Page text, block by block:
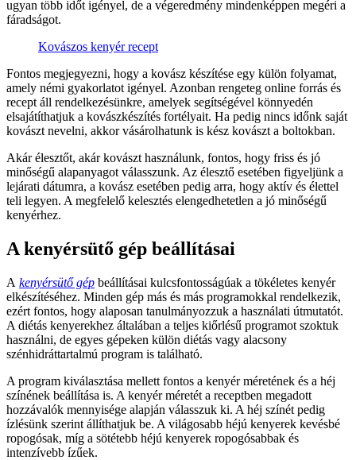
ugyan több időt igényel, de a végeredmény mindenképpen megéri a
fáradságot.
Kovászos kenyér recept
Fontos megjegyezni, hogy a kovász készítése egy külön folyamat,
amely némi gyakorlatot igényel. Azonban rengeteg online forrás és
recept áll rendelkezésünkre, amelyek segítségével könnyedén
elsajátíthatjuk a kovászkészítés fortélyait. Ha pedig nincs időnk saját
kovászt nevelni, akkor vásárolhatunk is kész kovászt a boltokban.
Akár élesztőt, akár kovászt használunk, fontos, hogy friss és jó
minőségű alapanyagot válasszunk. Az élesztő esetében figyeljünk a
lejárati dátumra, a kovász esetében pedig arra, hogy aktív és élettel
teli legyen. A megfelelő kelesztés elengedhetetlen a jó minőségű
kenyérhez.
A kenyérsütő gép beállításai
A kenyérsütő gép beállításai kulcsfontosságúak a tökéletes kenyér
elkészítéséhez. Minden gép más és más programokkal rendelkezik,
ezért fontos, hogy alaposan tanulmányozzuk a használati útmutatót.
A diétás kenyerekhez általában a teljes kiőrlésű programot szoktuk
használni, de egyes gépeken külön diétás vagy alacsony
szénhidráttartalmú program is található.
A program kiválasztása mellett fontos a kenyér méretének és a héj
színének beállítása is. A kenyér méretét a receptben megadott
hozzávalók mennyisége alapján válasszuk ki. A héj színét pedig
ízlésünk szerint állíthatjuk be. A világosabb héjú kenyerek kevésbé
ropogósak, míg a sötétebb héjú kenyerek ropogósabbak és
intenzívebb ízűek.